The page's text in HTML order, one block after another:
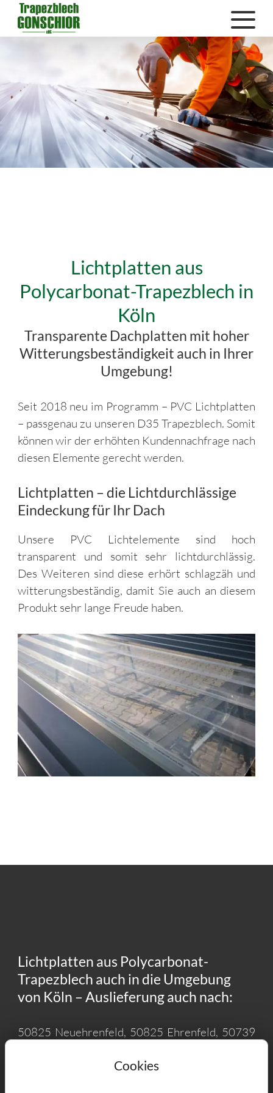
Lichtplatten aus
Polycarbonat-Trapezblech in
Köln
Transparente Dachplatten mit hoher
Witterungsbeständigkeit auch in Ihrer
Umgebung!
Seit 2018 neu im Programm – PVC Lichtplatten
– passgenau zu unseren D35 Trapezblech. Somit
können wir der erhöhten Kundennachfrage nach
diesen Elemente gerecht werden.
Lichtplatten – die Lichtdurchlässige
Eindeckung für Ihr Dach
Unsere PVC Lichtelemente sind hoch
transparent und somit sehr lichtdurchlässig.
Des Weiteren sind diese erhört schlagzäh und
witterungsbeständig, damit Sie auch an diesem
Produkt sehr lange Freude haben.
Lichtplatten aus Polycarbonat-
Trapezblech auch in die Umgebung
von Köln – Auslieferung auch nach:
50825 Neuehrenfeld, 50825 Ehrenfeld, 50739
Ossendorf, 50733 Nippes, 50739 Mauenheim,
Cookies